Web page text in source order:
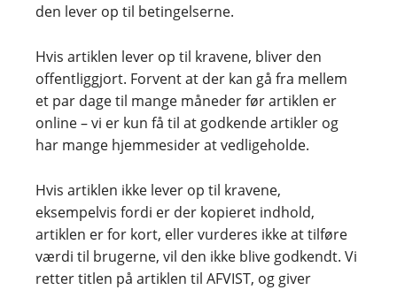
den lever op til betingelserne.
Hvis artiklen lever op til kravene, bliver den
offentliggjort. Forvent at der kan gå fra mellem
et par dage til mange måneder før artiklen er
online – vi er kun få til at godkende artikler og
har mange hjemmesider at vedligeholde.
Hvis artiklen ikke lever op til kravene,
eksempelvis fordi er der kopieret indhold,
artiklen er for kort, eller vurderes ikke at tilføre
værdi til brugerne, vil den ikke blive godkendt. Vi
retter titlen på artiklen til AFVIST, og giver